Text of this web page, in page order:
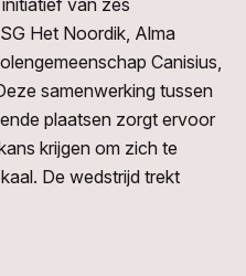
Het Noordik, Alma
Canisius,
samenwerking tussen
plaatsen zorgt ervoor
krijgen om zich te
De wedstrijd trekt